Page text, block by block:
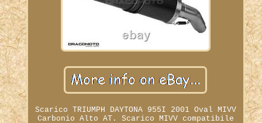
Scarico TRIUMPH DAYTONA 955I 2001 Oval MIVV
Carbonio Alto AT. Scarico MIVV compatibile